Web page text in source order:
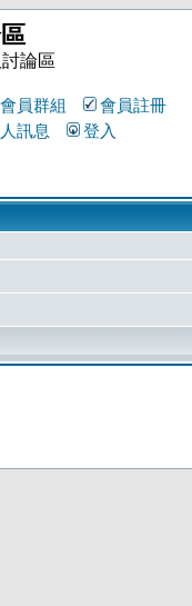
論區
會員群組
會員註冊
訊息 登入